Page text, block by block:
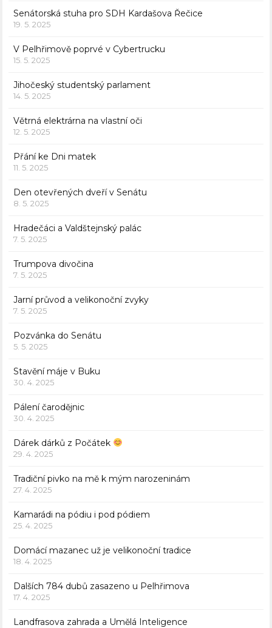
Senátorská stuha pro SDH Kardašova Řečice
19. 5. 2025
V Pelhřimově poprvé v Cybertrucku
15. 5. 2025
Jihočeský studentský parlament
14. 5. 2025
Větrná elektrárna na vlastní oči
12. 5. 2025
Přání ke Dni matek
11. 5. 2025
Den otevřených dveří v Senátu
8. 5. 2025
Hradečáci a Valdštejnský palác
7. 5. 2025
Trumpova divočina
7. 5. 2025
Jarní průvod a velikonoční zvyky
7. 5. 2025
Pozvánka do Senátu
5. 5. 2025
Stavění máje v Buku
30. 4. 2025
Pálení čarodějnic
30. 4. 2025
Dárek dárků z Počátek
29. 4. 2025
Tradiční pivko na mě k mým narozeninám
27. 4. 2025
Kamarádi na pódiu i pod pódiem
25. 4. 2025
Domácí mazanec už je velikonoční tradice
18. 4. 2025
Dalších 784 dubů zasazeno u Pelhřimova
17. 4. 2025
Landfrasova zahrada a Umělá Inteligence